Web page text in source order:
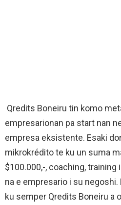
Qredits Boneiru tin komo
empresarionan pa start nan
empresa eksistente. Esaki
mikrokrédito te ku un suma
$100.000,-, coaching, training
na e empresario i su
ku semper Qredits Boneiru a